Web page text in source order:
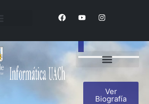
Ver
Biografía